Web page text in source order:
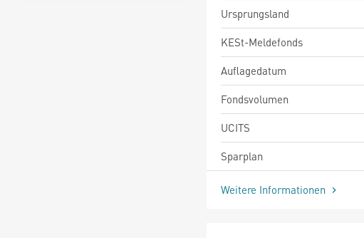
Ursprungsland
KESt-Meldefonds
Auflagedatum
Fondsvolumen
UCITS
Sparplan
Weitere Informationen